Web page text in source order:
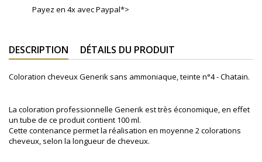
Payez en 4x avec Paypal*>
DESCRIPTION DÉTAILS DU PRODUIT
Coloration cheveux Generik sans ammoniaque, teinte n°4 - Chatain.
La coloration professionnelle Generik est très économique, en effet
un tube de ce produit contient 100 ml.
Cette contenance permet la réalisation en moyenne 2 colorations
cheveux, selon la longueur de cheveux.